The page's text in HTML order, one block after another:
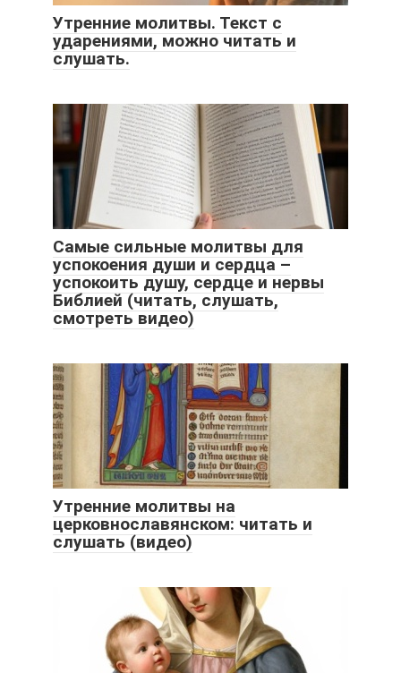
Утренние молитвы. Текст с
ударениями, можно читать и
слушать.
Самые сильные молитвы для
успокоения души и сердца –
успокоить душу, сердце и нервы
Библией (читать, слушать,
смотреть видео)
Утренние молитвы на
церковнославянском: читать и
слушать (видео)